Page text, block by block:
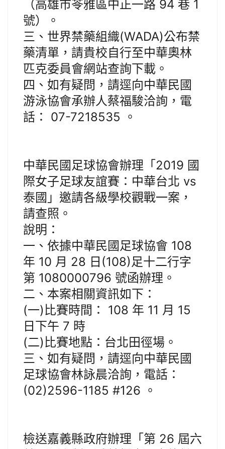
（高雄市苓雅區中正一路 94 巷 1
號）。
三、世界禁藥組織(WADA)公布禁
藥清單，請貴校自行至中華奧林
匹克委員會網站查詢下載。
四、如有疑問，請逕向中華民國
游泳協會承辦人蔡福駿洽詢，電
話： 07-7218535 。
中華民國足球協會辦理「2019 國
際女子足球友誼賽：中華台北 vs
泰國」邀請各級學校觀戰一案，
請查照。
說明：
一、依據中華民國足球協會 108
年 10 月 28 日(108)足十二行字
第 1080000796 號函辦理。
二、本案相關資訊如下：
(一)比賽時間： 108 年 11 月 15
日下午 7 時
(二)比賽地點：台北田徑場。
三、如有疑問，請逕向中華民國
足球協會林詠晨洽詢，電話：
(02)2596-1185 #126 。
檢送嘉義縣政府辦理「第 26 屆六